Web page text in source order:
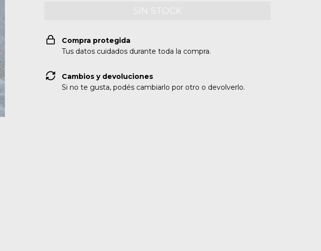
Compra protegida
Tus datos cuidados durante toda la compra.
Cambios y devoluciones
Si no te gusta, podés cambiarlo por otro o devolverlo.